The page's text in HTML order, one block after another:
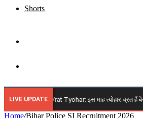
Shorts
for
LIVE UPDATE
🔴 August 2026 Vrat Tyohar: इस माह त्योहार-व्रत हैं
Home/Bihar Police SI Recruitment 2026